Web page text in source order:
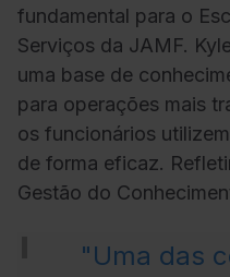
fundamental para o
Serviços da JAMF.
uma base de
para operações mais
os funcionários
de forma eficaz.
Gestão do
"Uma das